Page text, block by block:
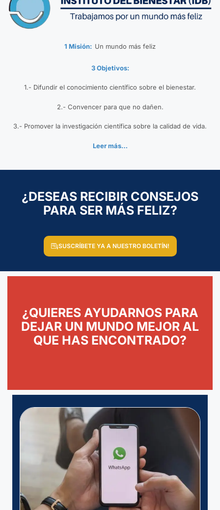
1 Misión: Un mundo más feliz
3 Objetivos:
1.- Difundir el conocimiento científico sobre el bienestar.
2.- Convencer para que no dañen.
3.- Promover la investigación científica sobre la calidad de vida.
Leer más…
¿DESEAS RECIBIR CONSEJOS
PARA SER MÁS FELIZ?
¡SUSCRÍBETE YA A NUESTRO BOLETÍN!
¿QUIERES AYUDARNOS PARA
DEJAR UN MUNDO MEJOR AL
QUE HAS ENCONTRADO?